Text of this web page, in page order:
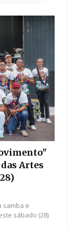
Artes
samba e
sábado (28)